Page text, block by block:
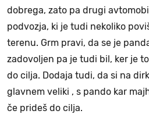
dobrega, zato pa drugi
podvozja, ki je tudi nekoliko
terenu. Grm pravi, da se je
zadovoljen pa je tudi bil, ker je
do cilja. Dodaja tudi, da si na
glavnem veliki , s pando kar
če prideš do cilja.